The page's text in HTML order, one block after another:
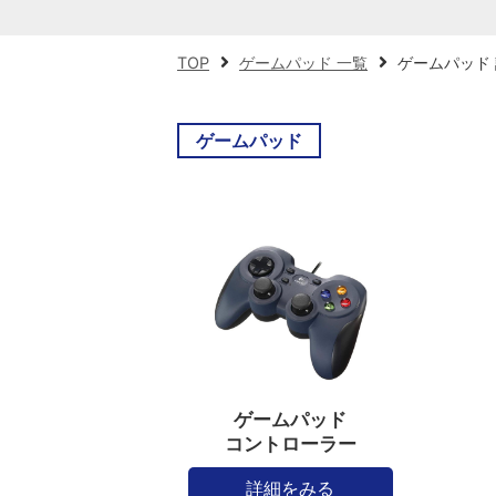
TOP ゲームパッド 一覧 ゲームパッド
ゲームパッド
ゲームパッド
コントローラー
詳細をみる